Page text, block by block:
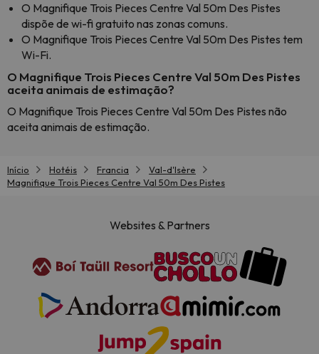
O Magnifique Trois Pieces Centre Val 50m Des Pistes
dispõe de wi-fi gratuito nas zonas comuns.
O Magnifique Trois Pieces Centre Val 50m Des Pistes tem
Wi-Fi.
O Magnifique Trois Pieces Centre Val 50m Des Pistes
aceita animais de estimação?
O Magnifique Trois Pieces Centre Val 50m Des Pistes não
aceita animais de estimação.
Início Hotéis Francia
Val-d'Isère
Magnifique Trois Pieces Centre Val 50m Des Pistes
Websites & Partners